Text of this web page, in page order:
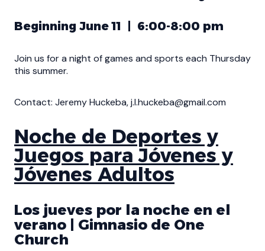
Beginning June 11 | 6:00-8:00 pm
Join us for a night of games and sports each Thursday
this summer.
Contact: Jeremy Huckeba, j.l.huckeba@gmail.com
Noche de Deportes y
Juegos para Jóvenes y
Jóvenes Adultos
Los jueves por la noche en el
verano | Gimnasio de One
Church